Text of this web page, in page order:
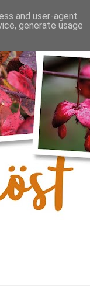
and user-agent
generate usage